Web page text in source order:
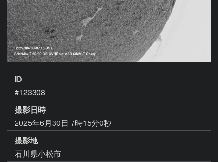
ID
#123308
撮影日時
2025年6月30日 7時15分0秒
撮影地
石川県小松市